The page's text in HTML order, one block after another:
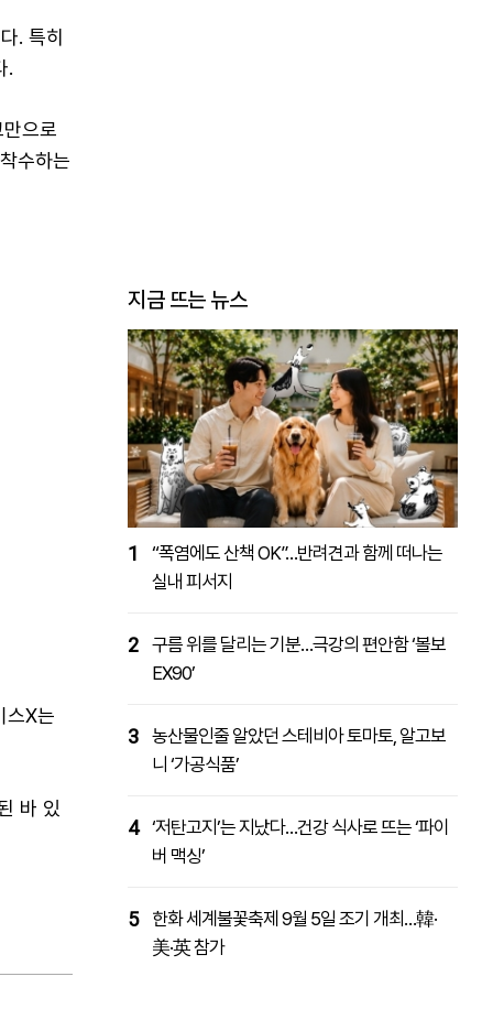
. 특히
.
으로
수하는
스X는
바 있
지금 뜨는 뉴스
1
“폭염에도 산책 OK”…반려견과 함께 떠나는
실내 피서지
2 구름 위를 달리는 기분…극강의 편안함 ‘볼보
EX90’
3 농산물인줄 알았던 스테비아 토마토, 알고보
니 ‘가공식품’
4 ‘저탄고지’는 지났다…건강 식사로 뜨는 ‘파이
버 맥싱’
5
한화 세계불꽃축제 9월 5일 조기 개최…韓·
美·英 참가